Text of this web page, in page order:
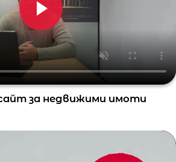
сайт за недвижими имоти